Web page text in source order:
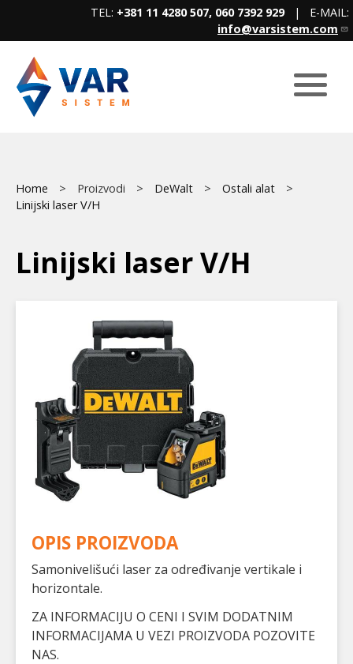
content
TEL: +381 11 4280 507, 060 7392 929| E-MAIL:
info@varsistem.com
Main
Breadcrumb
Home Proizvodi DeWalt
Ostali alat
Linijski laser V/H
Linijski laser V/H
OPIS PROIZVODA
Samonivelišući laser za određivanje vertikale i
horizontale.
ZA INFORMACIJU O CENI I SVIM DODATNIM
INFORMACIJAMA U VEZI PROIZVODA POZOVITE
NAS.